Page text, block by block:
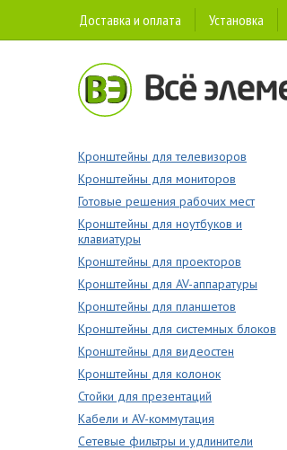
Доставка и оплата Установка
Кронштейны для телевизоров
Кронштейны для мониторов
Готовые решения рабочих мест
Кронштейны для ноутбуков и
клавиатуры
Кронштейны для проекторов
Кронштейны для AV-аппаратуры
Кронштейны для планшетов
Кронштейны для системных блоков
Кронштейны для видеостен
Кронштейны для колонок
Стойки для презентаций
Кабели и AV-коммутация
Сетевые фильтры и удлинители